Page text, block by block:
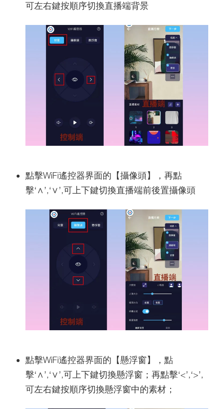
可左右鍵按順序切換直播端背景
點擊WiFi遙控器界面的【攝像頭】，再點
擊‘∧’,‘∨’,可上下鍵切換直播端前後置攝像頭
點擊WiFi遙控器界面的【懸浮窗】，點
擊‘∧’,‘∨’,可上下鍵切換懸浮窗；再點擊‘<’,‘>’,
可左右鍵按順序切換懸浮窗中的素材；